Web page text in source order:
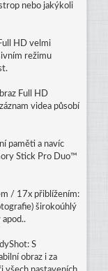
nebo jakýkoli
HD velmi
režimu
Full HD
videa působí
paměti a navíc
Stick Pro Duo™
/ 17x přiblížením:
širokoúhlý
S
obraz i za